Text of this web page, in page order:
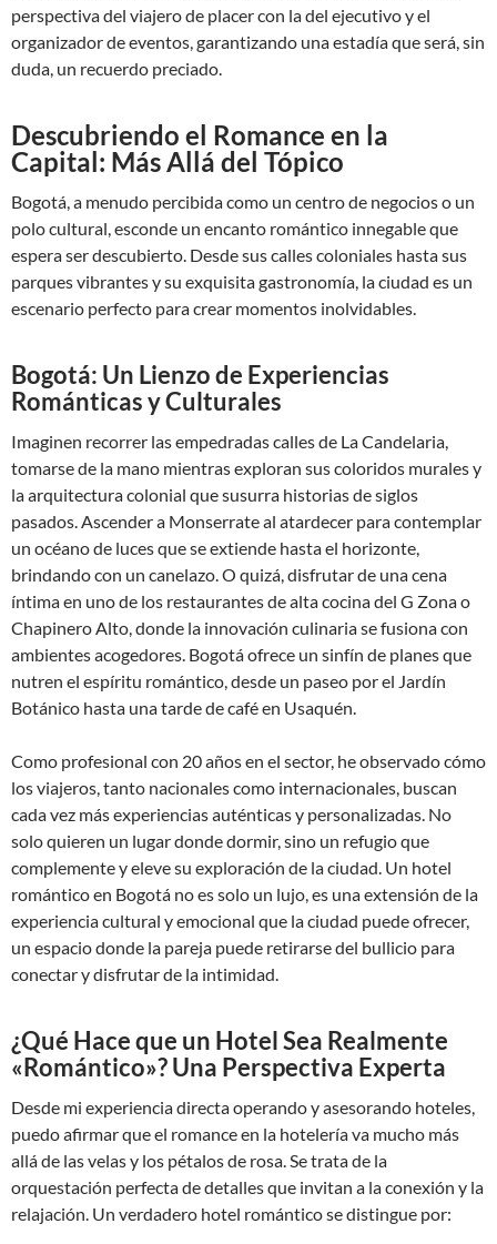
perspectiva del viajero de placer con la del ejecutivo y el
organizador de eventos, garantizando una estadía que será, sin
duda, un recuerdo preciado.
Descubriendo el Romance en la
Capital: Más Allá del Tópico
Bogotá, a menudo percibida como un centro de negocios o un
polo cultural, esconde un encanto romántico innegable que
espera ser descubierto. Desde sus calles coloniales hasta sus
parques vibrantes y su exquisita gastronomía, la ciudad es un
escenario perfecto para crear momentos inolvidables.
Bogotá: Un Lienzo de Experiencias
Románticas y Culturales
Imaginen recorrer las empedradas calles de La Candelaria,
tomarse de la mano mientras exploran sus coloridos murales y
la arquitectura colonial que susurra historias de siglos
pasados. Ascender a Monserrate al atardecer para contemplar
un océano de luces que se extiende hasta el horizonte,
brindando con un canelazo. O quizá, disfrutar de una cena
íntima en uno de los restaurantes de alta cocina del G Zona o
Chapinero Alto, donde la innovación culinaria se fusiona con
ambientes acogedores. Bogotá ofrece un sinfín de planes que
nutren el espíritu romántico, desde un paseo por el Jardín
Botánico hasta una tarde de café en Usaquén.
Como profesional con 20 años en el sector, he observado cómo
los viajeros, tanto nacionales como internacionales, buscan
cada vez más experiencias auténticas y personalizadas. No
solo quieren un lugar donde dormir, sino un refugio que
complemente y eleve su exploración de la ciudad. Un hotel
romántico en Bogotá no es solo un lujo, es una extensión de la
experiencia cultural y emocional que la ciudad puede ofrecer,
un espacio donde la pareja puede retirarse del bullicio para
conectar y disfrutar de la intimidad.
¿Qué Hace que un Hotel Sea Realmente
«Romántico»? Una Perspectiva Experta
Desde mi experiencia directa operando y asesorando hoteles,
puedo afirmar que el romance en la hotelería va mucho más
allá de las velas y los pétalos de rosa. Se trata de la
orquestación perfecta de detalles que invitan a la conexión y la
relajación. Un verdadero hotel romántico se distingue por: